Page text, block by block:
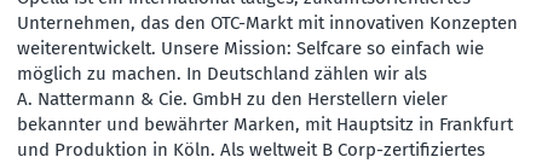
Unternehmen, das den OTC-Markt mit innovativen Konzepten
weiterentwickelt. Unsere Mission: Selfcare so einfach wie
möglich zu machen. In Deutschland zählen wir als
A. Nattermann & Cie. GmbH zu den Herstellern vieler
bekannter und bewährter Marken, mit Hauptsitz in Frankfurt
und Produktion in Köln. Als weltweit B Corp-zertifiziertes